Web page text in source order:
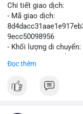
Chi tiết giao dịch:
- Mã giao dịch:
9ecc50098956
- Khối lượng di chuyển:
USD)
Đọc thêm